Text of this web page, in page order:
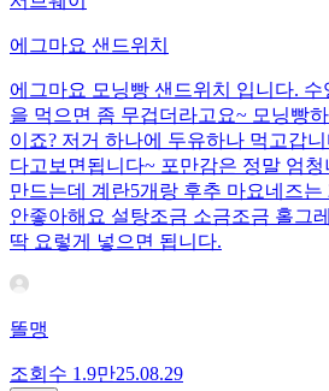
에그마요 샌드위치
에그마요 모닝빵 샌드위치 입니다.
을 먹으면 좀 무겁더라고요~ 모닝빵
이죠? 저거 하나에 두유하나 먹고갑
다고보면됩니다~ 포만감은 정말 엄
만드는데 계란5개랑 후추 마요네즈는
안좋아해요 설탕조금 소금조금 홀그
딱 요렇게 넣으면 됩니다.
똘맹
조회수 1.9만25.08.29